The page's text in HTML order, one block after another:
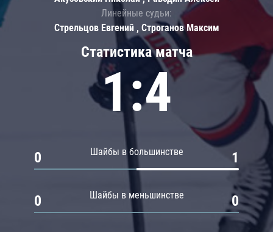
Статистика матча
1:4
Шайбы в большинстве
0 1
Шайбы в меньшинстве
0 0
Линейные судьи:
Стрельцов Евгений , Строганов Максим